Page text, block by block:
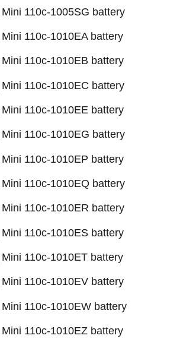
110c-1005SG battery
110c-1010EA battery
110c-1010EB battery
110c-1010EC battery
110c-1010EE battery
110c-1010EG battery
110c-1010EP battery
110c-1010EQ battery
110c-1010ER battery
110c-1010ES battery
110c-1010ET battery
110c-1010EV battery
110c-1010EW battery
110c-1010EZ battery